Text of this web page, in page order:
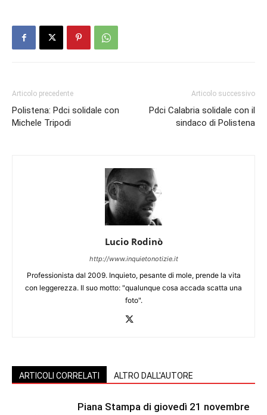
Articolo precedente
Polistena: Pdci solidale con
Michele Tripodi
Articolo successivo
Pdci Calabria solidale con il
sindaco di Polistena
Lucio Rodinò
http://www.inquietonotizie.it
Professionista dal 2009. Inquieto, pesante di mole, prende la vita
con leggerezza. Il suo motto: "qualunque cosa accada scatta una
foto".
ARTICOLI CORRELATI ALTRO DALL'AUTORE
Piana Stampa di giovedì 21 novembre